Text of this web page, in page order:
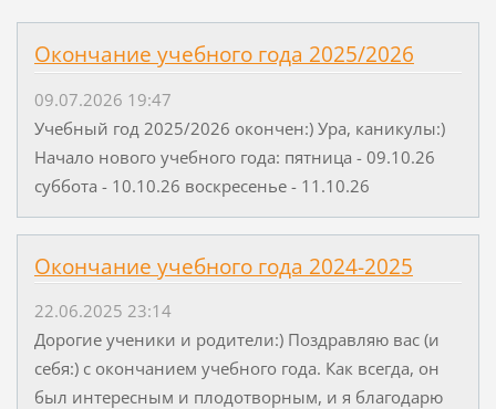
Окончание учебного года 2025/2026
09.07.2026 19:47
Учебный год 2025/2026 окончен:) Ура, каникулы:)
Начало нового учебного года: пятница - 09.10.26
суббота - 10.10.26 воскресенье - 11.10.26
Окончание учебного года 2024-2025
22.06.2025 23:14
Дорогие ученики и родители:) Поздравляю вас (и
себя:) с окончанием учебного года. Как всегда, он
был интересным и плодотворным, и я благодарю